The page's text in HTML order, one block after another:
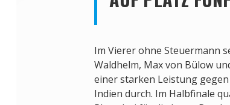
Im Vierer ohne Steuermann
Waldhelm, Max von Bülow
einer starken Leistung
Indien durch. Im Halbfinale